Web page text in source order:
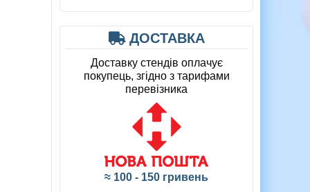
ДОСТАВКА
Доставку стендів оплачує
покупець, згідно з тарифами
перевізника
≈ 100 - 150 гривень